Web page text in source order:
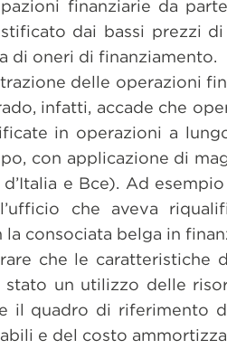
finanziarie da
dai bassi prezzi
di oneri di finanziamento.
delle operazioni
infatti, accade che
in operazioni a
con applicazione di
e Bce). Ad
che aveva
consociata belga in
che le caratteristiche
un utilizzo delle
il quadro di riferimento
e del costo